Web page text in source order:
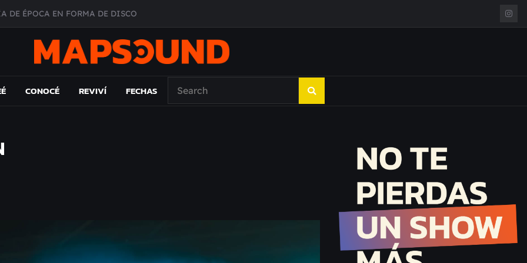
DE ÉPOCA EN FORMA DE DISCO
EL ENSAYO
CONOCÉ REVIVÍ FECHAS